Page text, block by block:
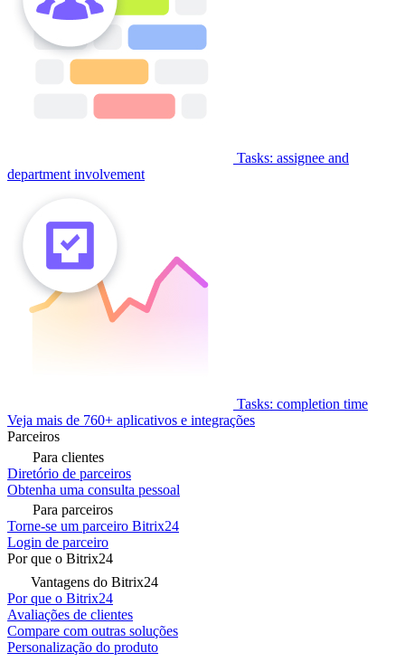
Tasks: assignee and
department involvement
Tasks: completion time
Veja mais de 760+ aplicativos e integrações
Parceiros
Para clientes
Diretório de parceiros
Obtenha uma consulta pessoal
Para parceiros
Torne-se um parceiro Bitrix24
Login de parceiro
Por que o Bitrix24
Vantagens do Bitrix24
Por que o Bitrix24
Avaliações de clientes
Compare com outras soluções
Personalização do produto